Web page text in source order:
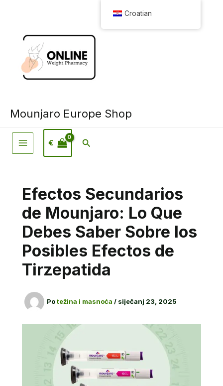
Mounjaro Europe Shop
€ Pretraživanje
Efectos Secundarios
de Mounjaro: Lo Que
Debes Saber Sobre los
Posibles Efectos de
Tirzepatida
Potežina i masnoća / siječanj 23, 2025
Croatian